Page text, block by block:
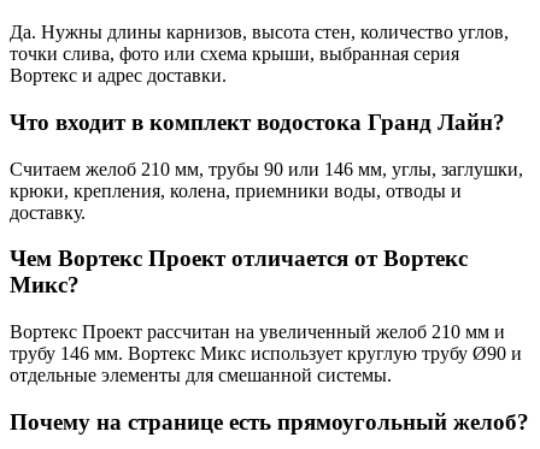
Да. Нужны длины карнизов, высота стен, количество углов,
точки слива, фото или схема крыши, выбранная серия
Вортекс и адрес доставки.
Что входит в комплект водостока Гранд Лайн?
Считаем желоб 210 мм, трубы 90 или 146 мм, углы, заглушки,
крюки, крепления, колена, приемники воды, отводы и
доставку.
Чем Вортекс Проект отличается от Вортекс
Микс?
Вортекс Проект рассчитан на увеличенный желоб 210 мм и
трубу 146 мм. Вортекс Микс использует круглую трубу Ø90 и
отдельные элементы для смешанной системы.
Почему на странице есть прямоугольный желоб?